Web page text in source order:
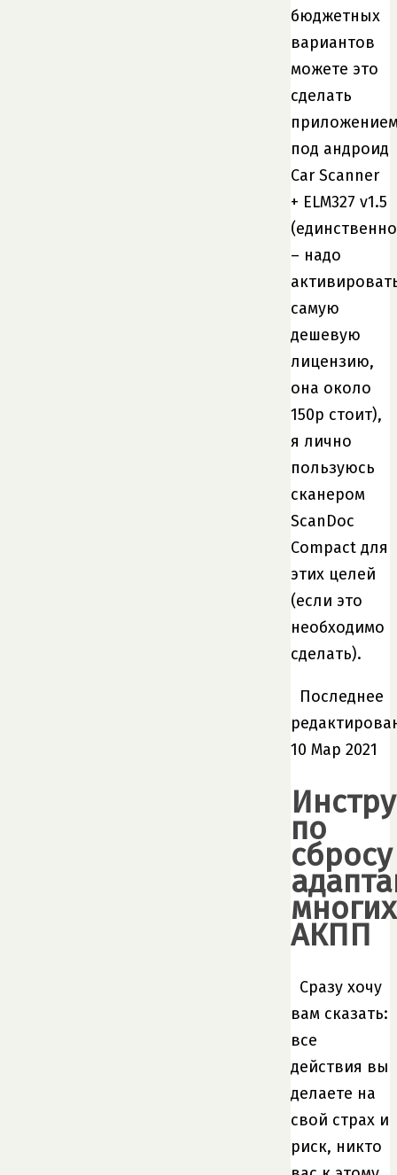
бюджетных
вариантов
можете это
сделать
под андроид
Car Scanner
+ ELM327 v1.5
– надо
самую
дешевую
лицензию,
она около
150р стоит),
я лично
пользуюсь
сканером
ScanDoc
Compact для
этих целей
(если это
необходимо
сделать).
Последнее
10 Мар 2021
по
сбросу
многих
АКПП
Сразу хочу
вам сказать:
все
действия вы
делаете на
свой страх и
риск, никто